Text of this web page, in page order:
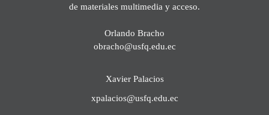
de materiales multimedia y acceso.
Orlando Bracho
obracho@usfq.edu.ec
Xavier Palacios
xpalacios@usfq.edu.ec